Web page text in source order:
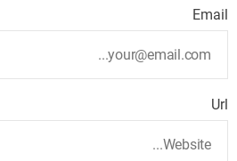
Email
Url